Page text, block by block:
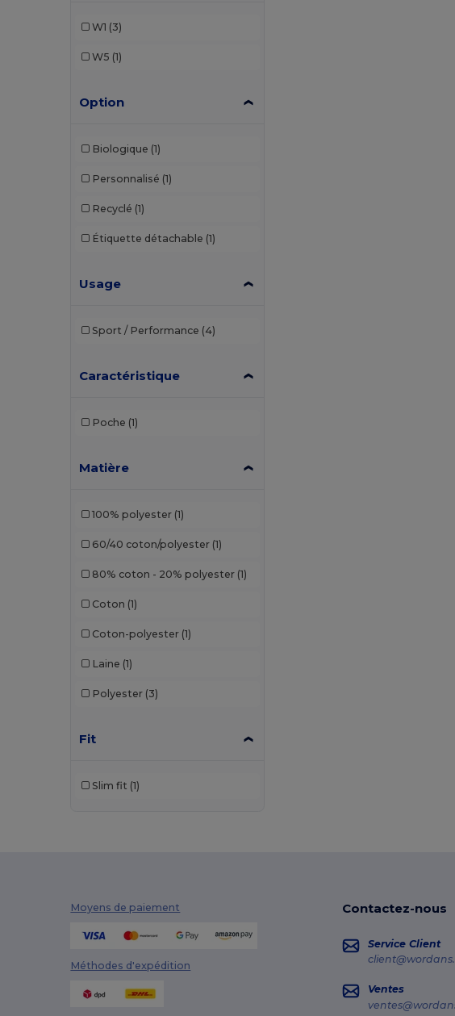
W1 (3)
W5 (1)
Option
Biologique (1)
Personnalisé (1)
Recyclé (1)
Étiquette détachable (1)
Usage
Sport / Performance (4)
Caractéristique
Poche (1)
Matière
100% polyester (1)
60/40 coton/polyester (1)
80% coton - 20% polyester (1)
Coton (1)
Coton-polyester (1)
Laine (1)
Polyester (3)
Fit
Slim fit (1)
Moyens de paiement
Méthodes d'expédition
Contactez-nous
Service Client
Ventes